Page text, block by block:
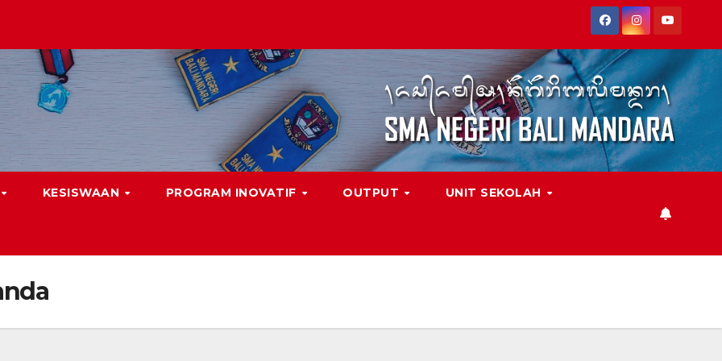
KESISWAAN PROGRAM INOVATIF OUTPUT UNIT SEKOLAH